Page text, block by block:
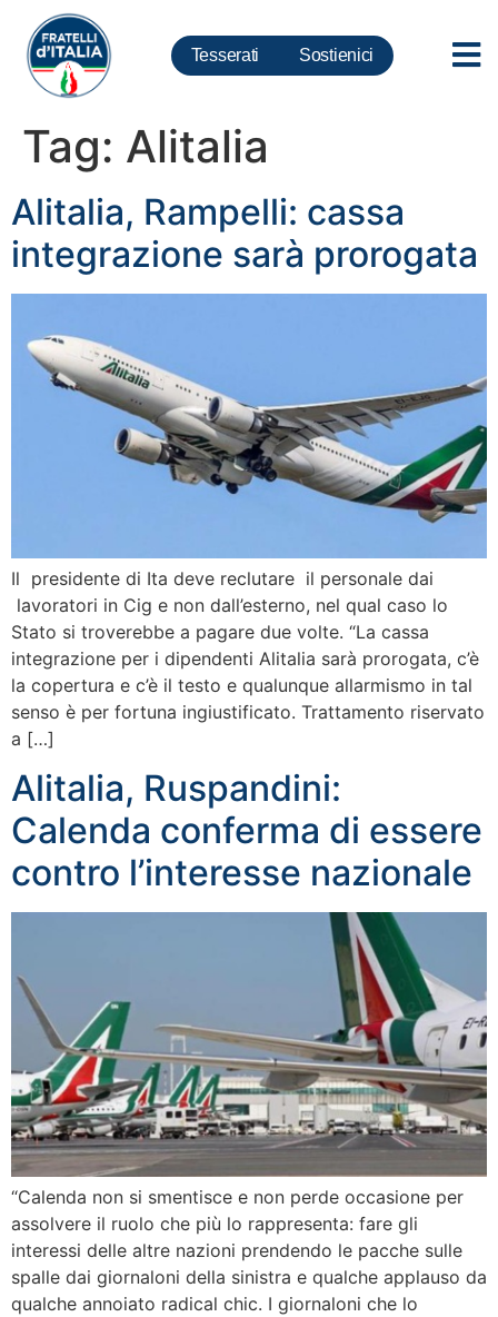
Tesserati Sostienici
Tag: Alitalia
Alitalia, Rampelli: cassa
integrazione sarà prorogata
Il presidente di Ita deve reclutare il personale dai
lavoratori in Cig e non dall’esterno, nel qual caso lo
Stato si troverebbe a pagare due volte. “La cassa
integrazione per i dipendenti Alitalia sarà prorogata, c’è
la copertura e c’è il testo e qualunque allarmismo in tal
senso è per fortuna ingiustificato. Trattamento riservato
a […]
Alitalia, Ruspandini:
Calenda conferma di essere
contro l’interesse nazionale
“Calenda non si smentisce e non perde occasione per
assolvere il ruolo che più lo rappresenta: fare gli
interessi delle altre nazioni prendendo le pacche sulle
spalle dai giornaloni della sinistra e qualche applauso da
qualche annoiato radical chic. I giornaloni che lo